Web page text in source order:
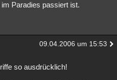
Allmystery
Geschlossen
Paradies passiert ist.
09.04.2006 um 15:53
so ausdrücklich!